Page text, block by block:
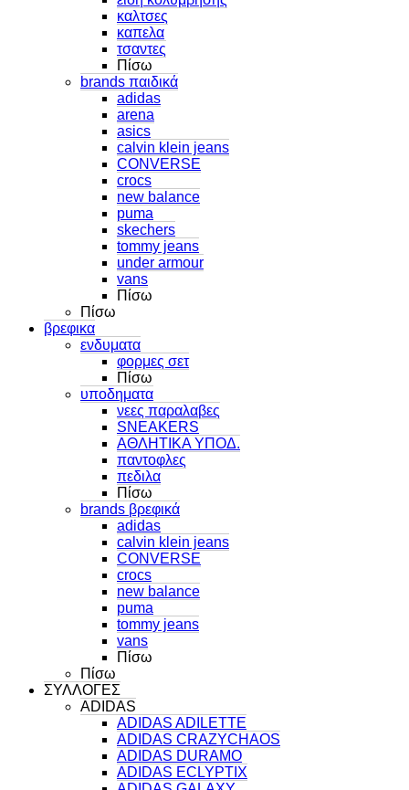
καλτσες
καπελα
τσαντες
Πίσω
brands παιδικά
adidas
arena
asics
calvin klein jeans
CONVERSE
crocs
new balance
puma
skechers
tommy jeans
under armour
vans
Πίσω
Πίσω
βρεφικα
ενδυματα
φορμες σετ
Πίσω
υποδηματα
νεες παραλαβες
SNEAKERS
ΑΘΛΗΤΙΚΑ ΥΠΟΔ.
παντοφλες
πεδιλα
Πίσω
brands βρεφικά
adidas
calvin klein jeans
CONVERSE
crocs
new balance
puma
tommy jeans
vans
Πίσω
Πίσω
ΣΥΛΛΟΓΕΣ
ADIDAS
ADIDAS ADILETTE
ADIDAS CRAZYCHAOS
ADIDAS DURAMO
ADIDAS ECLYPTIX